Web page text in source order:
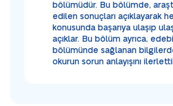
bölümüdür. Bu bölümde,
edilen sonuçları açıklayarak
konusunda başarıya ulaşıp
açıklar. Bu bölüm ayrıca,
bölümünde sağlanan
okurun sorun anlayışını